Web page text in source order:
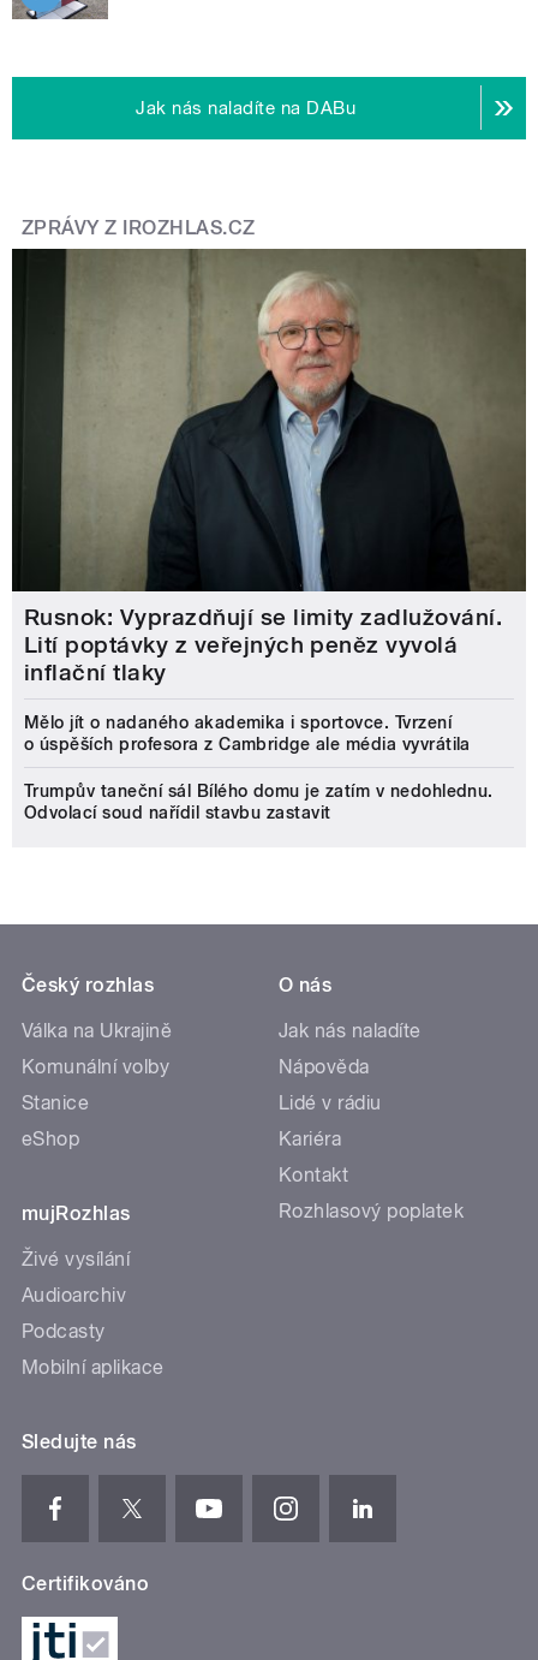
Jak nás naladíte na DABu
ZPRÁVY Z IROZHLAS.CZ
Rusnok: Vyprazdňují se limity zadlužování.
Lití poptávky z veřejných peněz vyvolá
inflační tlaky
Mělo jít o nadaného akademika i sportovce. Tvrzení
o úspěších profesora z Cambridge ale média vyvrátila
Trumpův taneční sál Bílého domu je zatím v nedohlednu.
Odvolací soud nařídil stavbu zastavit
Český rozhlas
Válka na Ukrajině
Komunální volby
Stanice
eShop
mujRozhlas
Živé vysílání
Audioarchiv
Podcasty
Mobilní aplikace
O nás
Jak nás naladíte
Nápověda
Lidé v rádiu
Kariéra
Kontakt
Rozhlasový poplatek
Sledujte nás
Certifikováno